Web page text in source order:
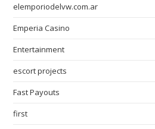
elemporiodelvw.com.ar
Emperia Casino
Entertainment
escort projects
Fast Payouts
first